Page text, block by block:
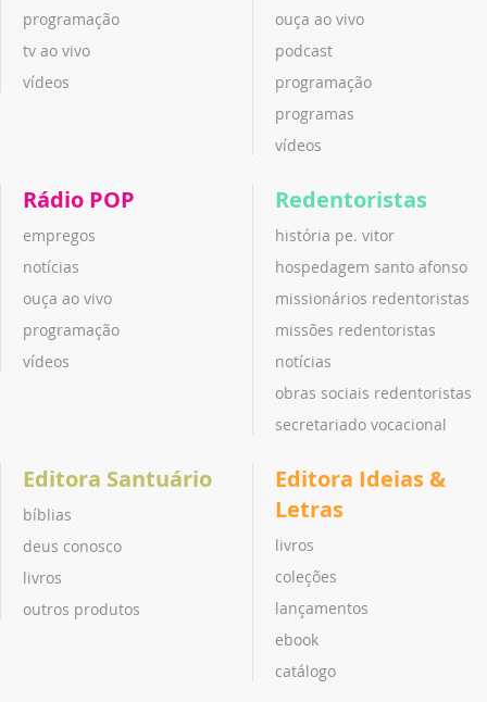
programação
tv ao vivo
vídeos
ouça ao vivo
podcast
programação
programas
vídeos
Rádio POP
empregos
notícias
ouça ao vivo
programação
vídeos
Redentoristas
história pe. vitor
hospedagem santo afonso
missionários redentoristas
missões redentoristas
notícias
obras sociais redentoristas
secretariado vocacional
Editora Santuário
bíblias
deus conosco
livros
outros produtos
Editora Ideias &
Letras
livros
coleções
lançamentos
ebook
catálogo